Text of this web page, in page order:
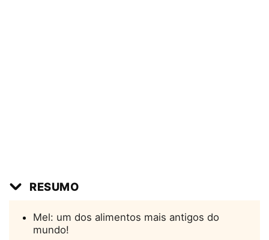
RESUMO
Mel: um dos alimentos mais antigos do
mundo!